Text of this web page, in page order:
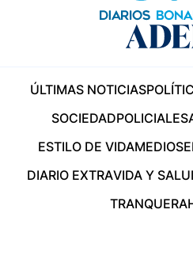
ÚLTIMAS NOTICIAS
SOCIEDADPOLICIALES
ESTILO DE VIDAMEDIOS
DIARIO EXTRAVIDA Y
TRANQUERA